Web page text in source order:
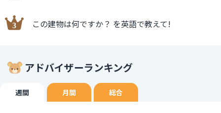
この建物は何ですか？ を英語で教えて!
アドバイザーランキング
週間 月間 総合